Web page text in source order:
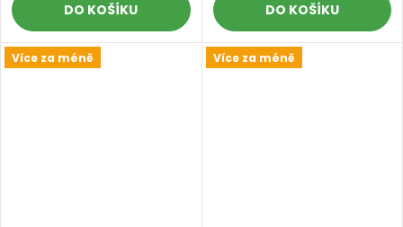
DO KOŠÍKU DO KOŠÍKU
Více za méně Více za méně